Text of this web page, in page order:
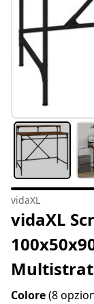
vidaXL
vidaXL
Colore(8